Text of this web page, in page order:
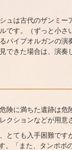
ュは古代のザンミ
です。（ずっと小
パイプオルガンの
できた場合は、演奏
険に満ちた遺跡は
クションなどが用意
とても入手困難で
。「また、タンポポ